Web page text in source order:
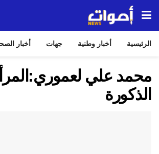
الرئيسية أخبار وطنية جهات أخبار
محمد علي
الذكورة